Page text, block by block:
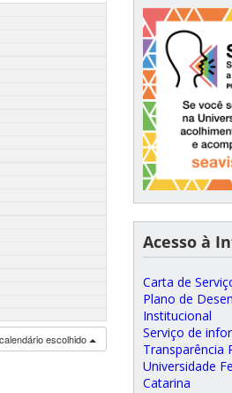
escolhido
Acesso à
Carta de
Plano de
Institucional
Serviço de
Transparência
Universidade
Catarina